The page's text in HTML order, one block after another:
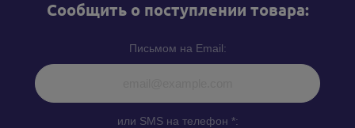
Cообщить о поступлении товара:
Письмом на Email:
или SMS на телефон *: